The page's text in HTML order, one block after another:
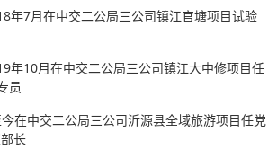
年7月在中交二公局三公司镇江官塘项目试验
年10月在中交二公局三公司镇江大中修项目任
员
在中交二公局三公司沂源县全域旅游项目任党
长